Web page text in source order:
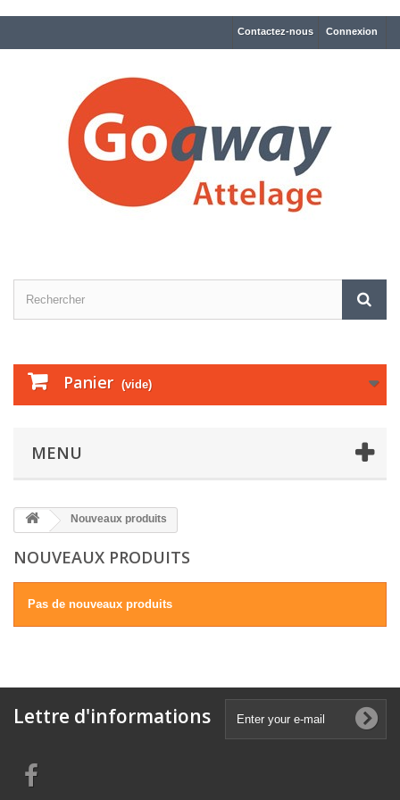
Connexion
Contactez-nous
Panier (vide)
MENU
Nouveaux produits
NOUVEAUX PRODUITS
Pas de nouveaux produits
Lettre d'informations